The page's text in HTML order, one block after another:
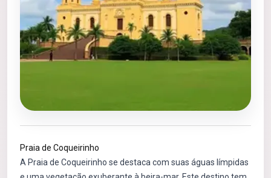
Praia de Coqueirinho
A Praia de Coqueirinho se destaca com suas águas límpidas